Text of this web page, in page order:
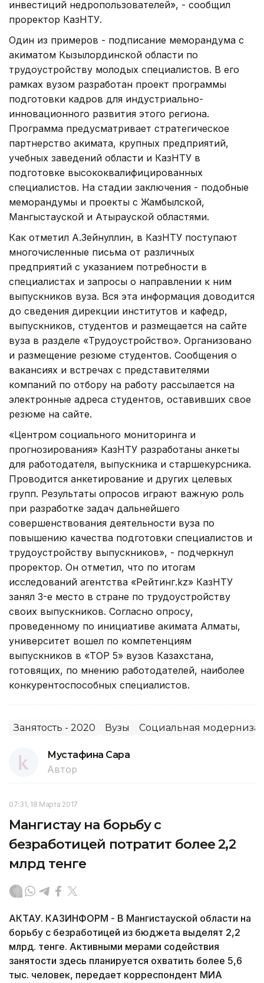
инвестиций недропользователей», - сообщил
проректор КазНТУ.
Один из примеров - подписание меморандума с
акиматом Кызылординской области по
трудоустройству молодых специалистов. В его
рамках вузом разработан проект программы
подготовки кадров для индустриально-
инновационного развития этого региона.
Программа предусматривает стратегическое
партнерство акимата, крупных предприятий,
учебных заведений области и КазНТУ в
подготовке высококвалифицированных
специалистов. На стадии заключения - подобные
меморандумы и проекты с Жамбылской,
Мангыстауской и Атырауской областями.
Как отметил А.Зейнуллин, в КазНТУ поступают
многочисленные письма от различных
предприятий с указанием потребности в
специалистах и запросы о направлении к ним
выпускников вуза. Вся эта информация доводится
до сведения дирекции институтов и кафедр,
выпускников, студентов и размещается на сайте
вуза в разделе «Трудоустройство». Организовано
и размещение резюме студентов. Сообщения о
вакансиях и встречах с представителями
компаний по отбору на работу рассылается на
электронные адреса студентов, оставивших свое
резюме на сайте.
«Центром социального мониторинга и
прогнозирования» КазНТУ разработаны анкеты
для работодателя, выпускника и старшекурсника.
Проводится анкетирование и других целевых
групп. Результаты опросов играют важную роль
при разработке задач дальнейшего
совершенствования деятельности вуза по
повышению качества подготовки специалистов и
трудоустройству выпускников», - подчеркнул
проректор. Он отметил, что по итогам
исследований агентства «Рейтинг.kz» КазНТУ
занял 3-е место в стране по трудоустройству
своих выпускников. Согласно опросу,
проведенному по инициативе акимата Алматы,
университет вошел по компетенциям
выпускников в «ТОР 5» вузов Казахстана,
готовящих, по мнению работодателей, наиболее
конкурентоспособных специалистов.
Занятость - 2020 Вузы Социальная
Мустафина Сара
Автор
07:31, 18 Марта 2017
Мангистау на борьбу с
безработицей потратит более 2,2
млрд тенге
АКТАУ. КАЗИНФОРМ - В Мангистауской области на
борьбу с безработицей из бюджета выделят 2,2
млрд. тенге. Активными мерами содействия
занятости здесь планируется охватить более 5,6
тыс. человек, передает корреспондент МИА